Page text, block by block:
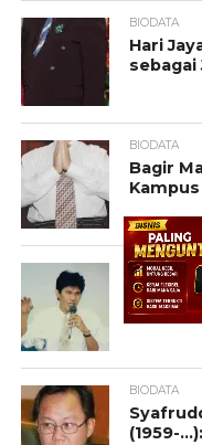
BIODATA
Hari
sebagai
BIODATA
Bagir
Kampus
BIODATA
Iwan
BIODATA
(1959-